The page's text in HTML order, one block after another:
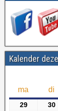
Kalender
ma di
29 30